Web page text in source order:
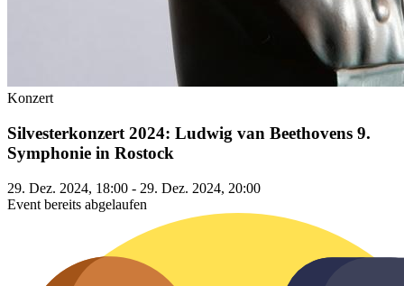
Konzert
Silvesterkonzert 2024: Ludwig van Beethovens 9.
Symphonie in Rostock
29. Dez. 2024, 18:00 - 29. Dez. 2024, 20:00
Event bereits abgelaufen